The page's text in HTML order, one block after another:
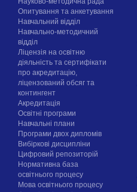
Опитування та анкетування
Навчальний відділ
Навчально-методичний
відділ
Ліцензія на освітню
діяльність та сертифікати
про акредитацію,
ліцензований обсяг та
контингент
Акредитація
Освітні програми
Навчальні плани
Програми двох дипломів
Вибіркові дисципліни
Цифровий репозиторій
Нормативна база
освітнього процесу
Мова освітнього процесу